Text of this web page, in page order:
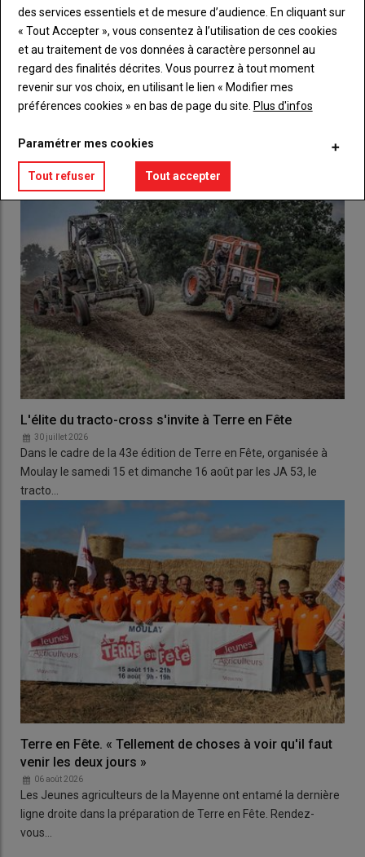
BodyChoisissez votre formule et créez votre
compte pour accéder à tout l'Agri53.
Lien Créez un compte
L'élite du tracto-cross s'invite à Terre en Fête
30 juillet 2026
Dans le cadre de la 43e édition de Terre en Fête, organisée à
Moulay le samedi 15 et dimanche 16 août par les JA 53, le
tracto…
Terre en Fête. « Tellement de choses à voir qu'il faut
venir les deux jours »
06 août 2026
Les Jeunes agriculteurs de la Mayenne ont entamé la dernière
ligne droite dans la préparation de Terre en Fête. Rendez-
vous…
des services essentiels et de mesure d’audience. En cliquant sur
« Tout Accepter », vous consentez à l’utilisation de ces cookies
et au traitement de vos données à caractère personnel au
regard des finalités décrites. Vous pourrez à tout moment
revenir sur vos choix, en utilisant le lien « Modifier mes
préférences cookies » en bas de page du site. Plus d'infos
Paramétrer mes cookies
Tout refuser Tout accepter